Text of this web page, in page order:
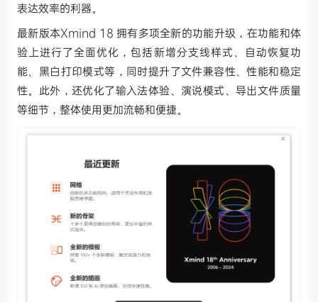
表达效率的利器。
最新版本Xmind 18 拥有多项全新的功能升级，在功能和体
验上进行了全面优化，包括新增分支线样式、自动恢复功
能、黑白打印模式等，同时提升了文件兼容性、性能和稳定
性。此外，还优化了输入法体验、演说模式、导出文件质量
等细节，整体使用更加流畅和便捷。